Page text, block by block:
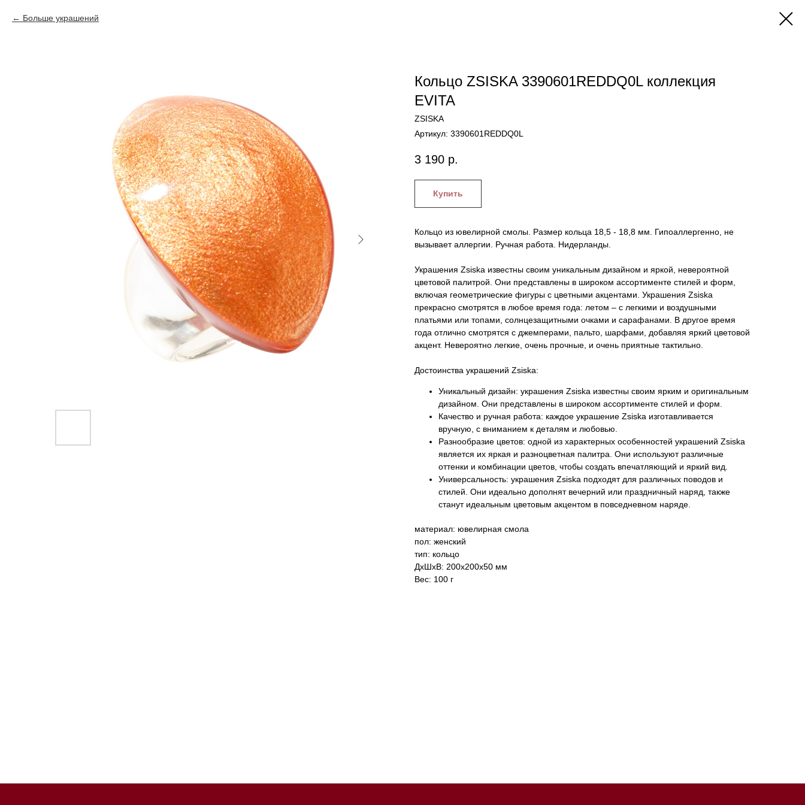
Больше украшений
Кольцо ZSISKA 3390601REDDQ0L коллекция
EVITA
ZSISKA
Артикул: 3390601REDDQ0L
3 190 р.
Купить
Кольцо из ювелирной смолы. Размер кольца 18,5 - 18,8 мм. Гипоаллергенно, не
вызывает аллергии. Ручная работа. Нидерланды.
Украшения Zsiska известны своим уникальным дизайном и яркой, невероятной
цветовой палитрой. Они представлены в широком ассортименте стилей и форм,
включая геометрические фигуры с цветными акцентами. Украшения Zsiska
прекрасно смотрятся в любое время года: летом – с легкими и воздушными
платьями или топами, солнцезащитными очками и сарафанами. В другое время
года отлично смотрятся с джемперами, пальто, шарфами, добавляя яркий цветовой
акцент. Невероятно легкие, очень прочные, и очень приятные тактильно.
Достоинства украшений Zsiska:
Уникальный дизайн: украшения Zsiska известны своим ярким и оригинальным
дизайном. Они представлены в широком ассортименте стилей и форм.
Качество и ручная работа: каждое украшение Zsiska изготавливается
вручную, с вниманием к деталям и любовью.
Разнообразие цветов: одной из характерных особенностей украшений Zsiska
является их яркая и разноцветная палитра. Они используют различные
оттенки и комбинации цветов, чтобы создать впечатляющий и яркий вид.
Универсальность: украшения Zsiska подходят для различных поводов и
стилей. Они идеально дополнят вечерний или праздничный наряд, также
станут идеальным цветовым акцентом в повседневном наряде.
материал: ювелирная смола
пол: женский
тип: кольцо
ДxШxВ: 200x200x50 мм
Вес: 100 г